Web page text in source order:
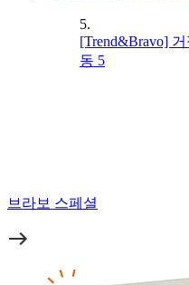
5.
[Trend&Bravo]
동 5
브라보 스페셜